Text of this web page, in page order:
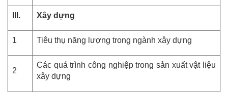
III. Xây dựng
1 Tiêu thụ năng lượng trong ngành xây dựng
2
Các quá trình công nghiệp trong sản xuất vật liệu
xây dựng